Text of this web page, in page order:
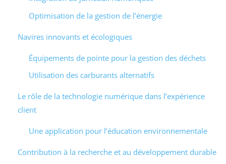
Optimisation de la gestion de l’énergie
Navires innovants et écologiques
Équipements de pointe pour la gestion des déchets
Utilisation des carburants alternatifs
Le rôle de la technologie numérique dans l’expérience
client
Une application pour l’éducation environnementale
Contribution à la recherche et au développement durable